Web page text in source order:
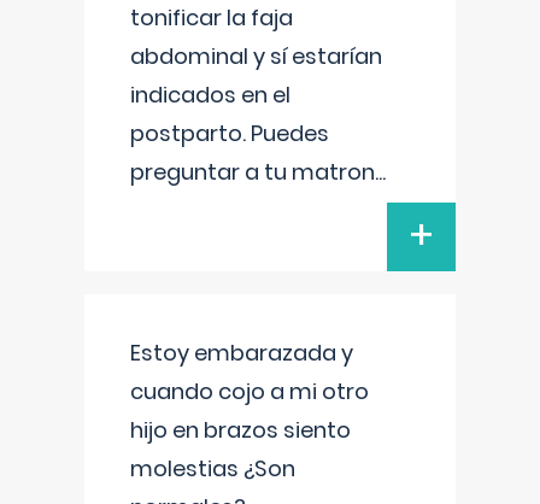
tonificar la faja
abdominal y sí estarían
indicados en el
postparto. Puedes
preguntar a tu matron...
+
Estoy embarazada y
cuando cojo a mi otro
hijo en brazos siento
molestias ¿Son